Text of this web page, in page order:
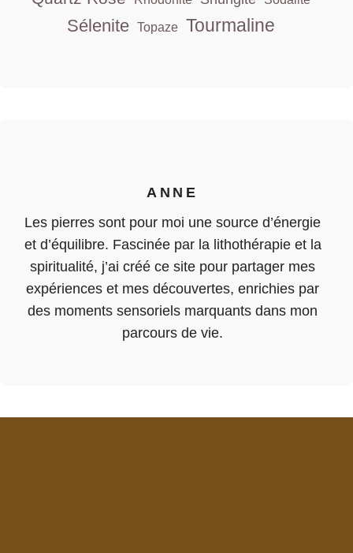
Sélenite Topaze Tourmaline
ANNE
Les pierres sont pour moi une source d’énergie
et d’équilibre. Fascinée par la lithothérapie et la
spiritualité, j’ai créé ce site pour partager mes
expériences et mes découvertes, enrichies par
des moments sensoriels marquants dans mon
parcours de vie.